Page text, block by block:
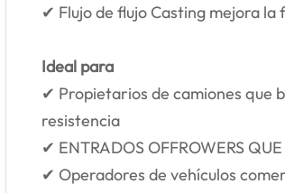
✔ Flujo de flujo Casting mejora
Ideal para
✔ Propietarios de camiones que
resistencia
✔ ENTRADOS OFFROWERS
✔ Operadores de vehículos